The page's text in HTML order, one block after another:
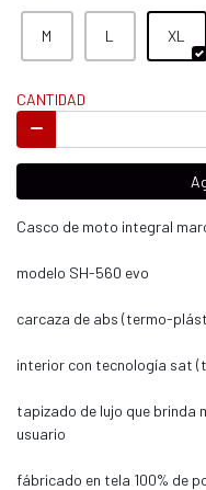
M L XL
CANTIDAD
Casco de moto integral
modelo SH-560 evo
carcaza de abs (termo-
interior con tecnología sat
tapizado de lujo que brinda
usuario
fábricado en tela 100% de